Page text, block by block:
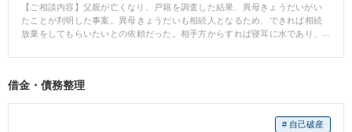
【ご相談内容】父親が亡くなり、戸籍を調査した結果、異母きょうだいがい
たことが判明した事案。異母きょうだいも相続人となるため、できれば相続
放棄をしてもらいたいとの依頼だった。相手方からすれば寝耳に水であり、
り、まずは本人に手書きで手紙を送ってもらった。その後も丁寧に交渉を続
もお子様がいた、という相談は珍しくありません。このような場合、相手方
手の信頼を得ていく必要があります。もちろん、上述のようにうまく行く事
借金・債務整理
# 自己破産